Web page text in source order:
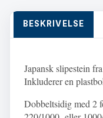
BESKRIVELSE
Japansk slipestein
Inkluderer en
Dobbeltsidig med 2